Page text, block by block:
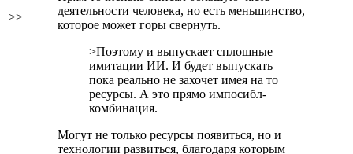
>>
деятельности человека, но есть меньшинство,
которое может горы свернуть.
>Поэтому и выпускает сплошные
имитации ИИ. И будет выпускать
пока реально не захочет имея на то
ресурсы. А это прямо импосибл-
комбинация.
Могут не только ресурсы появиться, но и
технологии развиться, благодаря которым